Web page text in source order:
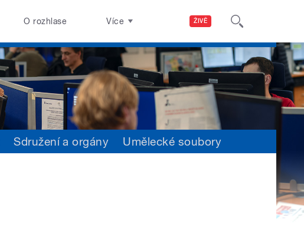
ŽIVĚ
O rozhlase Více
Sdružení a orgány Umělecké soubory